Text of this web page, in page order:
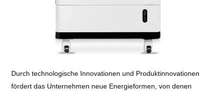
Durch technologische Innovationen und Produktinnovationen
fördert das Unternehmen neue Energieformen, von denen